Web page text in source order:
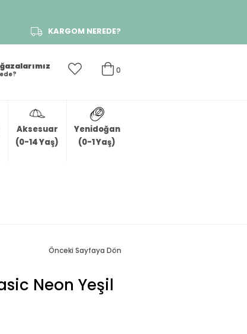
KARGOM NEREDE?
0
Aksesuar
(0-14 Yaş)
Yenidoğan
(0-1 Yaş)
Önceki Sayfaya Dön
Neon Yeşil